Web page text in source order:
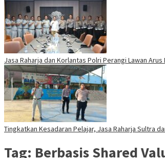
Jasa Raharja dan Korlantas Polri Perangi Lawan
Tingkatkan Kesadaran Pelajar, Jasa Raharja Sultra
Tag: Berbasis Shared